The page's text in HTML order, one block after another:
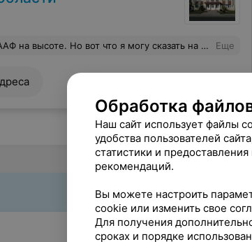
вообще бред, даже шанса не дали сдать её. И поэтому допуск к внутреннему экзамену не был получен. Деньги на ветер! Еще
Обработка
Наш сайт использует файлы
удобства пользователей
статистики и
рекомендаций.
Вы можете настроить
cookie или изменить свое
Для получения
сроках и порядке